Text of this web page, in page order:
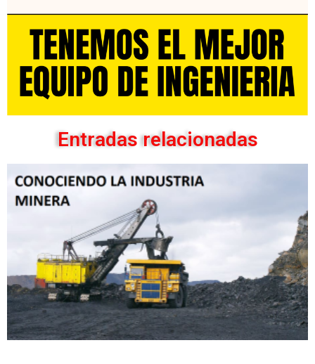
Entradas relacionadas